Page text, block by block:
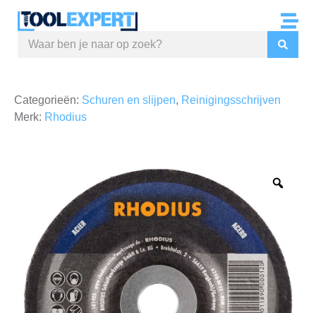
Categorieën: Schuren en slijpen, Reinigingsschrijven
Merk: Rhodius